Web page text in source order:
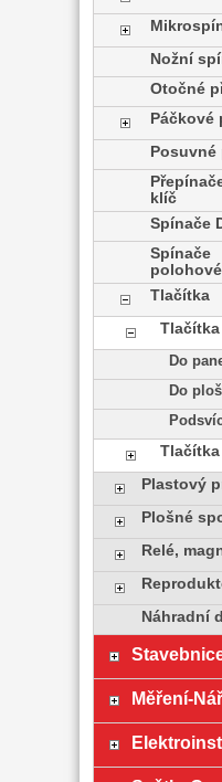
Nožní
Otočné
Páčkové
klíč
Spínače
Spínače
Tlačítka
Tlačítka
Do
Do
Plastový
Plošné
Relé,
Náhradní
Měření-